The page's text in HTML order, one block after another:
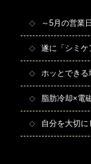
～5月の営業
遂に「シミ
ホッとできる
脂肪冷却×電
自分を大切に